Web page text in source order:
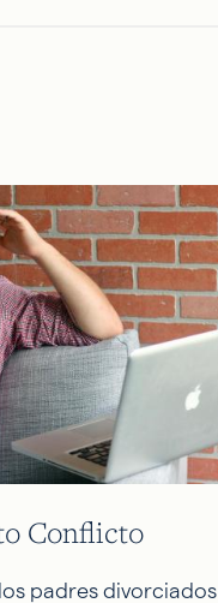
Conflicto
padres divorciados